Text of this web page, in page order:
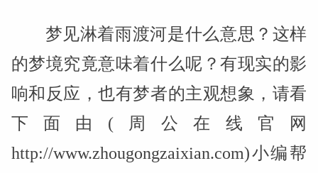
梦见淋着雨渡河是什么意思？这样
的梦境究竟意味着什么呢？有现实的影
响和反应，也有梦者的主观想象，请看
下面由(周公在线官网
http://www.zhougongzaixian.com)小编帮